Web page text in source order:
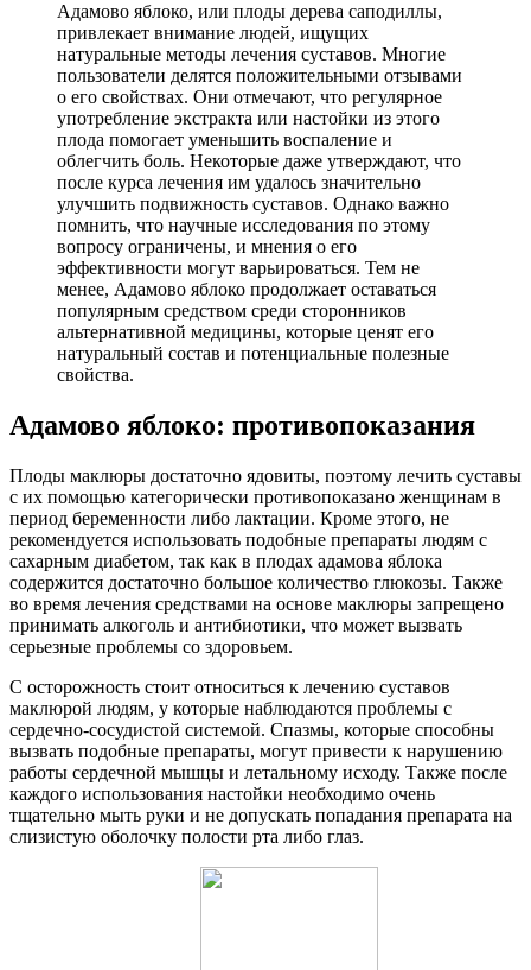
Адамово яблоко, или плоды дерева саподиллы,
привлекает внимание людей, ищущих
натуральные методы лечения суставов. Многие
пользователи делятся положительными отзывами
о его свойствах. Они отмечают, что регулярное
употребление экстракта или настойки из этого
плода помогает уменьшить воспаление и
облегчить боль. Некоторые даже утверждают, что
после курса лечения им удалось значительно
улучшить подвижность суставов. Однако важно
помнить, что научные исследования по этому
вопросу ограничены, и мнения о его
эффективности могут варьироваться. Тем не
менее, Адамово яблоко продолжает оставаться
популярным средством среди сторонников
альтернативной медицины, которые ценят его
натуральный состав и потенциальные полезные
свойства.
Адамово яблоко: противопоказания
Плоды маклюры достаточно ядовиты, поэтому лечить суставы
с их помощью категорически противопоказано женщинам в
период беременности либо лактации. Кроме этого, не
рекомендуется использовать подобные препараты людям с
сахарным диабетом, так как в плодах адамова яблока
содержится достаточно большое количество глюкозы. Также
во время лечения средствами на основе маклюры запрещено
принимать алкоголь и антибиотики, что может вызвать
серьезные проблемы со здоровьем.
С осторожность стоит относиться к лечению суставов
маклюрой людям, у которые наблюдаются проблемы с
сердечно-сосудистой системой. Спазмы, которые способны
вызвать подобные препараты, могут привести к нарушению
работы сердечной мышцы и летальному исходу. Также после
каждого использования настойки необходимо очень
тщательно мыть руки и не допускать попадания препарата на
слизистую оболочку полости рта либо глаз.